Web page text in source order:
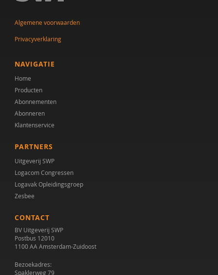
Algemene voorwaarden
Privacyverklaring
NAVIGATIE
Home
Producten
Abonnementen
Abonneren
Klantenservice
PARTNERS
Uitgeverij SWP
Logacom Congressen
Logavak Opleidingsgroep
Zesbee
CONTACT
BV Uitgeverij SWP
Postbus 12010
1100 AA Amsterdam-Zuidoost
Bezoekadres:
Spaklerweg 79